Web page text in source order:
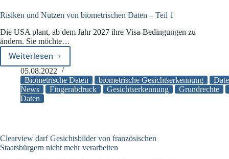
2
Risiken und Nutzen von biometrischen Daten – Teil 1
Die USA plant, ab dem Jahr 2027 ihre Visa-Bedingungen zu
ändern. Sie möchte…
Weiterlesen
Risiken
und
Nutzen
von
biometrischen
1
05.08.2022
Biometrische Daten
biometrische Gesichtserkennung
News
Fingerabdruck Gesichtserkennung
Grundrechte
Daten
Clearview darf Gesichtsbilder von französischen
Staatsbürgern nicht mehr verarbeiten